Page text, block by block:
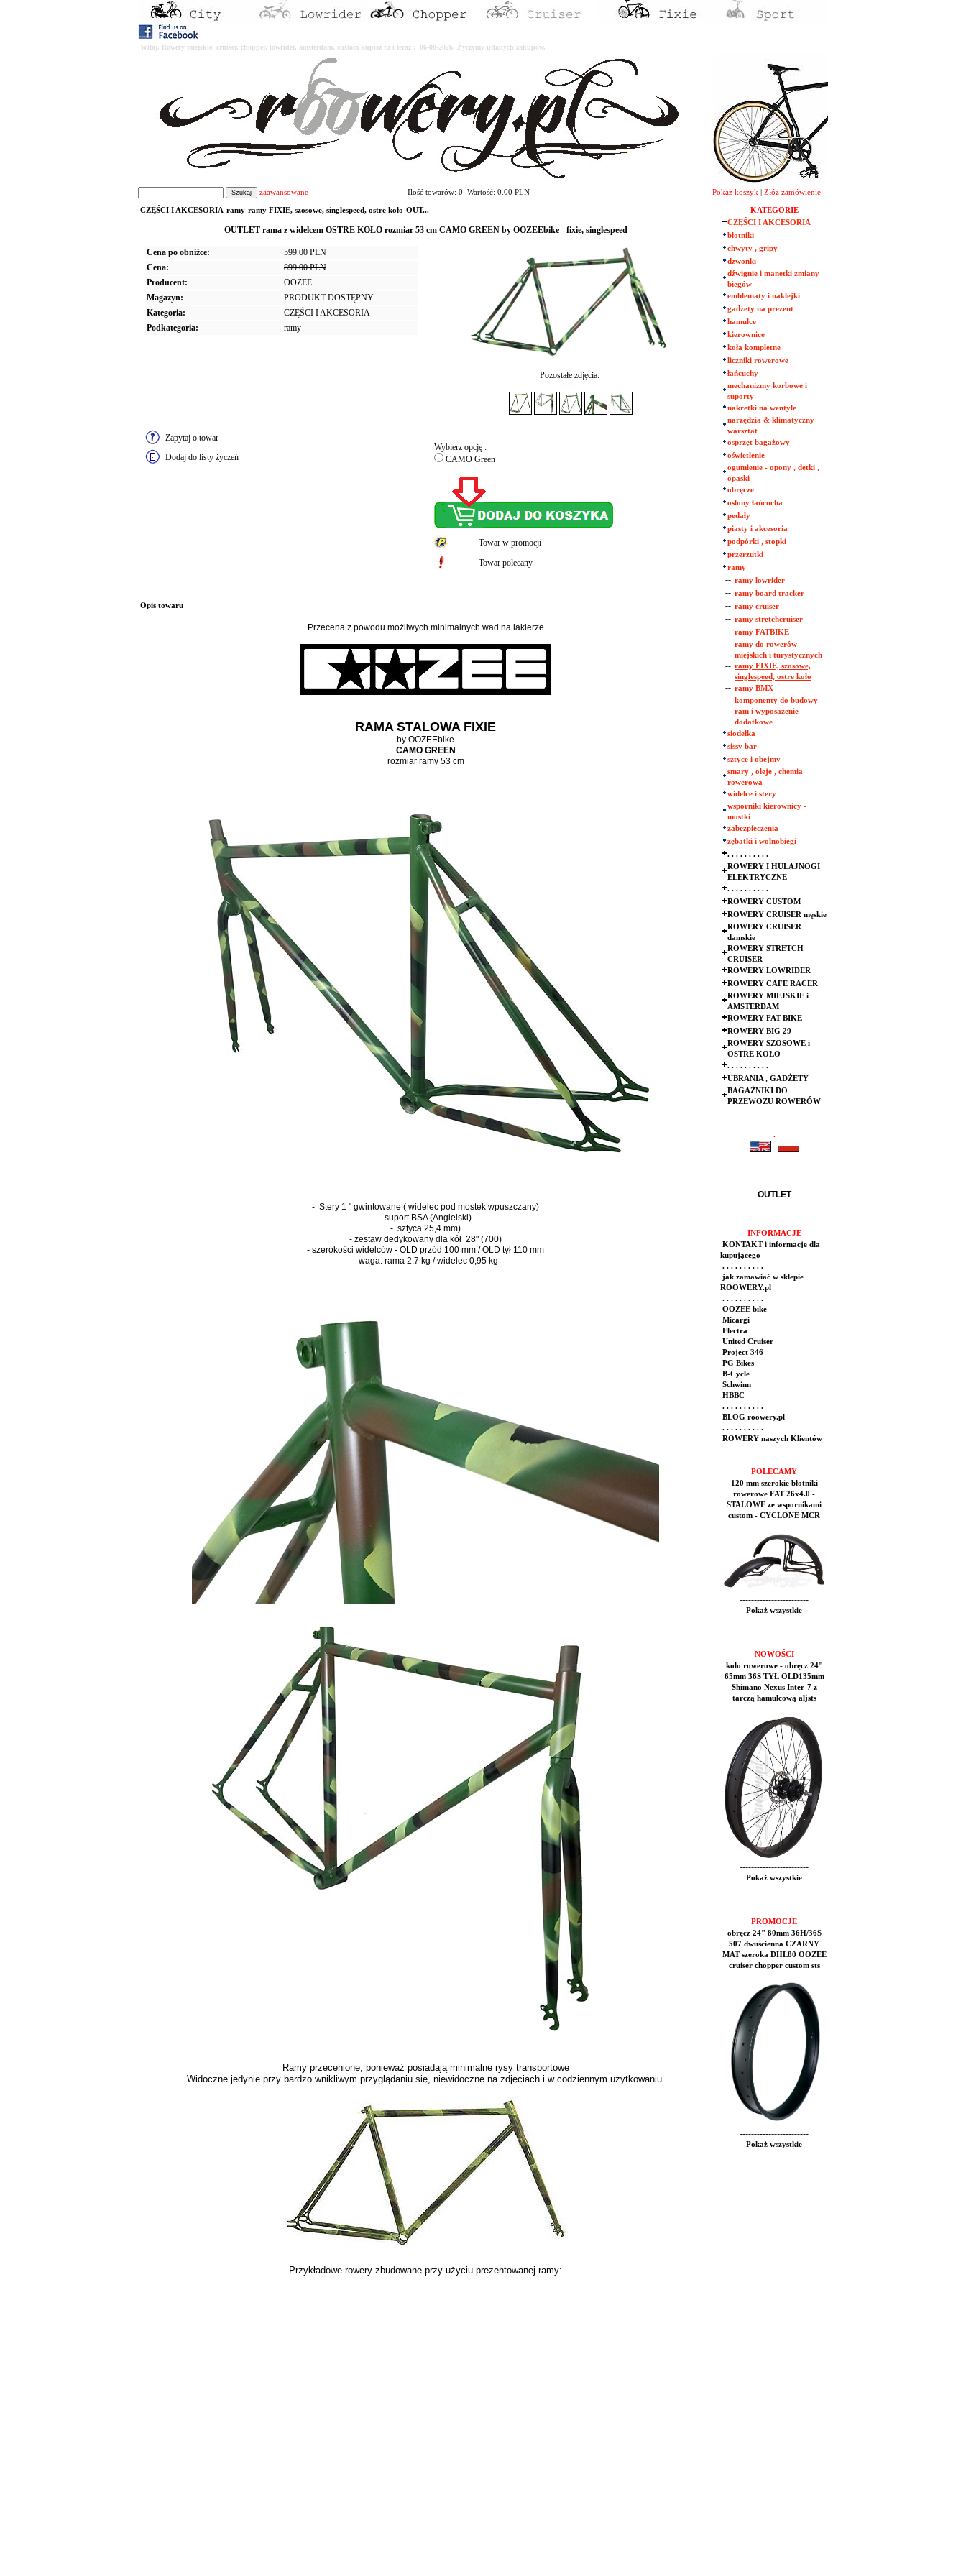
Witaj. Rowery miejskie, cruiser, chopper, lowrider, amsterdam, custom kupisz tu i teraz : 06-08-2026. Życzymy udanych zakupów.
zaawansowane Ilość towarów: 0 Wartość: 0.00 PLN Pokaż koszyk Złóż zamówienie
CZĘŚCI I AKCESORIA-ramy-ramy FIXIE, szosowe, singlespeed, ostre koło-OUT...
OUTLET rama z widelcem OSTRE KOŁO rozmiar 53 cm CAMO GREEN by OOZEEbike - fixie, singlespeed
Cena po obniżce:
599.00 PLN
Cena:
899.00 PLN
Producent:
OOZEE
Magazyn:
PRODUKT DOSTĘPNY
Kategoria:
CZĘŚCI I AKCESORIA
Podkategoria:
ramy
Pozostałe zdjęcia:
Zapytaj o towar
Dodaj do listy życzeń
Wybierz opcję :
CAMO Green
Towar w promocji
Towar polecany
Opis towaru
Przecena z powodu możliwych minimalnych wad na lakierze
RAMA STALOWA FIXIE
by OOZEEbike
CAMO GREEN
rozmiar ramy 53 cm
- Stery 1 " gwintowane ( widelec pod mostek wpuszczany)
- suport BSA (Angielski)
- sztyca 25,4 mm)
- zestaw dedykowany dla kół 28" (700)
- szerokości widelców - OLD przód 100 mm / OLD tył 110 mm
- waga: rama 2,7 kg / widelec 0,95 kg
Ramy przecenione, ponieważ posiadają minimalne rysy transportowe
Widoczne jedynie przy bardzo wnikliwym przyglądaniu się, niewidoczne na zdjęciach i w codziennym użytkowaniu.
Przykładowe rowery zbudowane przy użyciu prezentowanej ramy:
KATEGORIE
CZĘŚCI I AKCESORIA
błotniki
chwyty , gripy
dzwonki
dźwignie i manetki zmiany
biegów
emblematy i naklejki
gadżety na prezent
hamulce
kierownice
koła kompletne
liczniki rowerowe
łańcuchy
mechanizmy korbowe i
suporty
nakretki na wentyle
narzędzia & klimatyczny
warsztat
osprzęt bagażowy
oświetlenie
ogumienie - opony , dętki ,
opaski
obręcze
osłony łańcucha
pedały
piasty i akcesoria
podpórki , stopki
przerzutki
ramy
-- ramy lowrider
-- ramy board tracker
-- ramy cruiser
-- ramy stretchcruiser
-- ramy FATBIKE
-- ramy do rowerów
miejskich i turystycznych
-- ramy FIXIE, szosowe,
singlespeed, ostre koło
-- ramy BMX
-- komponenty do budowy
ram i wyposażenie
dodatkowe
siodełka
sissy bar
sztyce i obejmy
smary , oleje , chemia
rowerowa
widelce i stery
wsporniki kierownicy -
mostki
zabezpieczenia
zębatki i wolnobiegi
. . . . . . . . . .
ROWERY I HULAJNOGI
ELEKTRYCZNE
. . . . . . . . . .
ROWERY CUSTOM
ROWERY CRUISER męskie
ROWERY CRUISER
damskie
ROWERY STRETCH-
CRUISER
ROWERY LOWRIDER
ROWERY CAFE RACER
ROWERY MIEJSKIE i
AMSTERDAM
ROWERY FAT BIKE
ROWERY BIG 29
ROWERY SZOSOWE i
OSTRE KOŁO
. . . . . . . . . .
UBRANIA , GADŻETY
BAGAŻNIKI DO
PRZEWOZU ROWERÓW
.
OUTLET
INFORMACJE
KONTAKT i informacje dla
kupującego
. . . . . . . . . .
jak zamawiać w sklepie
ROOWERY.pl
. . . . . . . . . .
OOZEE bike
Micargi
Electra
United Cruiser
Project 346
PG Bikes
B-Cycle
Schwinn
HBBC
. . . . . . . . . .
BLOG roowery.pl
. . . . . . . . . .
ROWERY naszych Klientów
POLECAMY
120 mm szerokie błotniki
rowerowe FAT 26x4.0 -
STALOWE ze wspornikami
custom - CYCLONE MCR
------------------------
Pokaż wszystkie
NOWOŚCI
koło rowerowe - obręcz 24"
65mm 36S TYŁ OLD135mm
Shimano Nexus Inter-7 z
tarczą hamulcową aljsts
------------------------
Pokaż wszystkie
PROMOCJE
obręcz 24" 80mm 36H/36S
507 dwuścienna CZARNY
MAT szeroka DHL80 OOZEE
cruiser chopper custom sts
------------------------
Pokaż wszystkie